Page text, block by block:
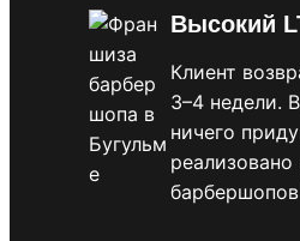
Высокий
Клиент
3–4 недели.
ничего
реализовано
барбершопов